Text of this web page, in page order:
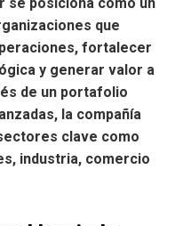
que
fortalecer
y generar valor a
de un portafolio
la compañía
clave como
industria, comercio